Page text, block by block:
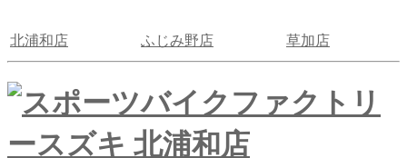
北浦和店 ふじみ野店 草加店